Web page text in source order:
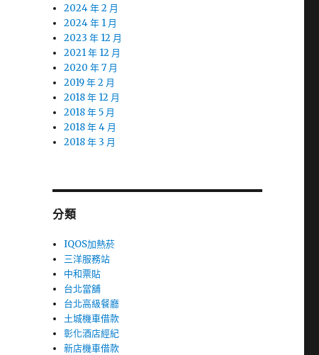
2024 年 2 月
2024 年 1 月
2023 年 12 月
2021 年 12 月
2020 年 7 月
2019 年 2 月
2018 年 12 月
2018 年 5 月
2018 年 4 月
2018 年 3 月
分類
IQOS加熱菸
三洋服務站
中和票貼
台北當舖
台北高級餐廳
土城機車借款
彰化酒店經紀
新店機車借款